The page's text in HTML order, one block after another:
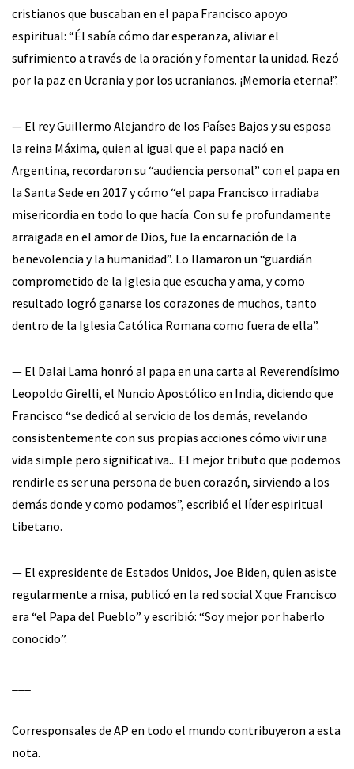
cristianos que buscaban en el papa Francisco apoyo
espiritual: “Él sabía cómo dar esperanza, aliviar el
sufrimiento a través de la oración y fomentar la unidad. Rezó
por la paz en Ucrania y por los ucranianos. ¡Memoria eterna!”.
— El rey Guillermo Alejandro de los Países Bajos y su esposa
la reina Máxima, quien al igual que el papa nació en
Argentina, recordaron su “audiencia personal” con el papa en
la Santa Sede en 2017 y cómo “el papa Francisco irradiaba
misericordia en todo lo que hacía. Con su fe profundamente
arraigada en el amor de Dios, fue la encarnación de la
benevolencia y la humanidad”. Lo llamaron un “guardián
comprometido de la Iglesia que escucha y ama, y como
resultado logró ganarse los corazones de muchos, tanto
dentro de la Iglesia Católica Romana como fuera de ella”.
— El Dalai Lama honró al papa en una carta al Reverendísimo
Leopoldo Girelli, el Nuncio Apostólico en India, diciendo que
Francisco “se dedicó al servicio de los demás, revelando
consistentemente con sus propias acciones cómo vivir una
vida simple pero significativa... El mejor tributo que podemos
rendirle es ser una persona de buen corazón, sirviendo a los
demás donde y como podamos”, escribió el líder espiritual
tibetano.
— El expresidente de Estados Unidos, Joe Biden, quien asiste
regularmente a misa, publicó en la red social X que Francisco
era “el Papa del Pueblo” y escribió: “Soy mejor por haberlo
conocido”.
Corresponsales de AP en todo el mundo contribuyeron a esta
nota.